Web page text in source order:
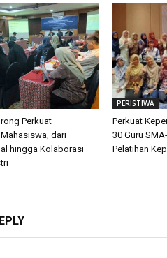
Perkuat
dari
hingga Kolaborasi
PERISTIWA
Perkuat
30 Guru
Pelatihan